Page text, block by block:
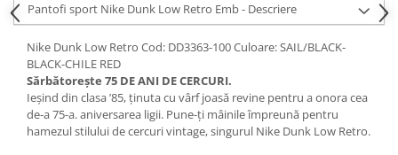
Pantofi sport Nike Dunk Low Retro Emb - Descriere
Nike Dunk Low Retro Cod: DD3363-100 Culoare: SAIL/BLACK-
BLACK-CHILE RED
Sărbătorește 75 DE ANI DE CERCURI.
Ieșind din clasa ’85, ținuta cu vârf joasă revine pentru a onora cea
de-a 75-a. aniversarea ligii. Pune-ți mâinile împreună pentru
hamezul stilului de cercuri vintage, singurul Nike Dunk Low Retro.